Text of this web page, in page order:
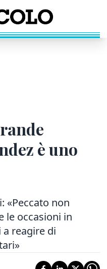
è uno
«Peccato non
le occasioni in
a reagire di